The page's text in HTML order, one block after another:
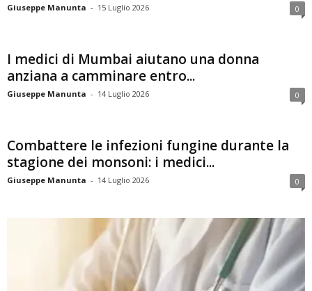
Giuseppe Manunta - 15 Luglio 2026 0
I medici di Mumbai aiutano una donna
anziana a camminare entro...
Giuseppe Manunta - 14 Luglio 2026 0
Combattere le infezioni fungine durante la
stagione dei monsoni: i medici...
Giuseppe Manunta - 14 Luglio 2026 0